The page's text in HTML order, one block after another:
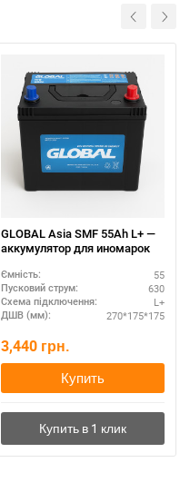
GLOBAL Asia SMF 55Ah L+ —
аккумулятор для иномарок
Ємність: 55
Пусковий струм: 630
Схема підключення: L+
ДШВ (мм): 270*175*175
3,440 грн.
Купить